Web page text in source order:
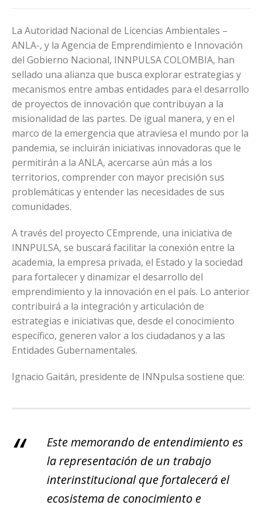
La Autoridad Nacional de Licencias Ambientales –
ANLA-, y la Agencia de Emprendimiento e Innovación
del Gobierno Nacional, INNPULSA COLOMBIA, han
sellado una alianza que busca explorar estrategias y
mecanismos entre ambas entidades para el desarrollo
de proyectos de innovación que contribuyan a la
misionalidad de las partes. De igual manera, y en el
marco de la emergencia que atraviesa el mundo por la
pandemia, se incluirán iniciativas innovadoras que le
permitirán a la ANLA, acercarse aún más a los
territorios, comprender con mayor precisión sus
problemáticas y entender las necesidades de sus
comunidades.
A través del proyecto CEmprende, una iniciativa de
INNPULSA, se buscará facilitar la conexión entre la
academia, la empresa privada, el Estado y la sociedad
para fortalecer y dinamizar el desarrollo del
emprendimiento y la innovación en el país. Lo anterior
contribuirá a la integración y articulación de
estrategias e iniciativas que, desde el conocimiento
específico, generen valor a los ciudadanos y a las
Entidades Gubernamentales.
Ignacio Gaitán, presidente de INNpulsa sostiene que:
Este memorando de entendimiento es
la representación de un trabajo
interinstitucional que fortalecerá el
ecosistema de conocimiento e